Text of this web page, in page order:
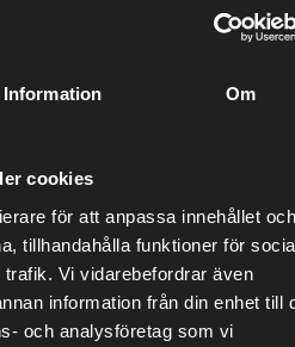
Information Om
cookies
för att anpassa innehållet och
tillhandahålla funktioner för
Vi vidarebefordrar även
information från din enhet till
och analysföretag som vi